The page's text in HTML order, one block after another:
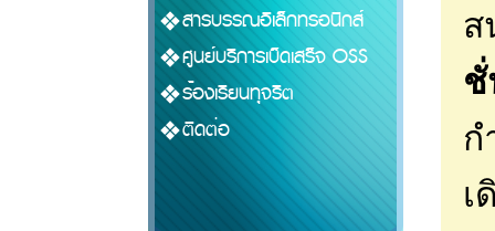
สารบรรณอิเล็กทรอนิกส์
ศูนย์บริการเบ็ดเสร็จ OSS
ร้องเรียนทุจริต
ติดต่อ
ส
ชั่
ก
เ